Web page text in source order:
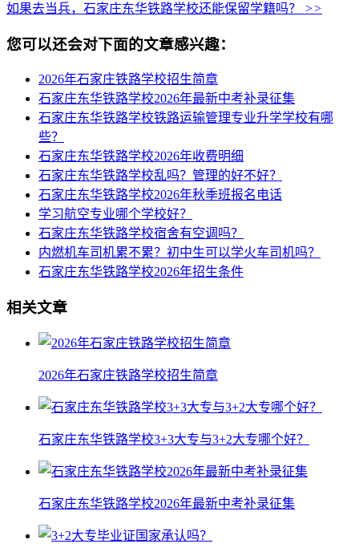
如果去当兵，石家庄东华铁路学校还能保留学籍吗？ >>
您可以还会对下面的文章感兴趣：
2026年石家庄铁路学校招生简章
石家庄东华铁路学校2026年最新中考补录征集
石家庄东华铁路学校铁路运输管理专业升学学校有哪
些？
石家庄东华铁路学校2026年收费明细
石家庄东华铁路学校乱吗？管理的好不好？
石家庄东华铁路学校2026年秋季班报名电话
学习航空专业哪个学校好？
石家庄东华铁路学校宿舍有空调吗？
内燃机车司机累不累？初中生可以学火车司机吗？
石家庄东华铁路学校2026年招生条件
相关文章
2026年石家庄铁路学校招生简章
石家庄东华铁路学校3+3大专与3+2大专哪个好？
石家庄东华铁路学校2026年最新中考补录征集